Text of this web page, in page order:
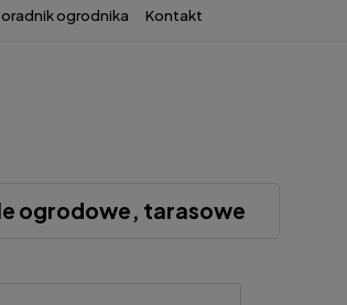
ogrodnika Kontakt
ogrodowe, tarasowe